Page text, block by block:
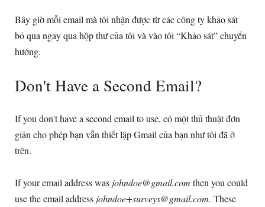
Bây giờ mỗi email mà tôi nhận được từ các công ty khảo sát
bỏ qua ngay qua hộp thư của tôi và vào tôi “Khảo sát” chuyển
hướng.
Don't Have a Second Email?
If you don't have a second email to use, có một thủ thuật đơn
giản cho phép bạn vẫn thiết lập Gmail của bạn như tôi đã ở
trên.
If your email address was johndoe@gmail.com then you could
use the email address johndoe+surveys@gmail.com. These